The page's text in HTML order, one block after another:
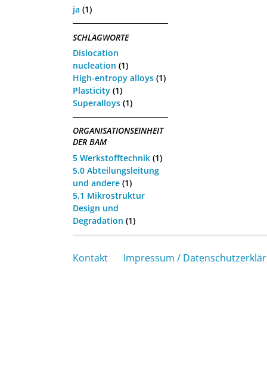
ja (1)
SCHLAGWORTE
Dislocation
nucleation (1)
High-entropy alloys (1)
Plasticity (1)
Superalloys (1)
ORGANISATIONSEINHEIT
DER BAM
5 Werkstofftechnik (1)
5.0 Abteilungsleitung
und andere (1)
5.1 Mikrostruktur
Design und
Degradation (1)
Kontakt Impressum /